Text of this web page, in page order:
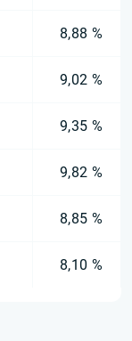
8,88 %
9,02 %
9,35 %
9,82 %
8,85 %
8,10 %